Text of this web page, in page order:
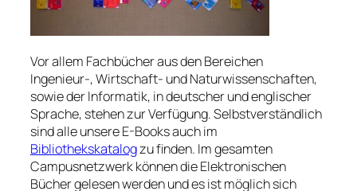
Vor allem Fachbücher aus den Bereichen
Ingenieur-, Wirtschaft- und Naturwissenschaften,
sowie der Informatik, in deutscher und englischer
Sprache, stehen zur Verfügung. Selbstverständlich
sind alle unsere E-Books auch im
Bibliothekskatalogzu finden. Im gesamten
Campusnetzwerk können die Elektronischen
Bücher gelesen werden und es ist möglich sich